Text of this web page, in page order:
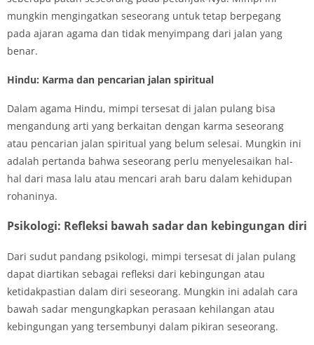
mungkin mengingatkan seseorang untuk tetap berpegang
pada ajaran agama dan tidak menyimpang dari jalan yang
benar.
Hindu: Karma dan pencarian jalan spiritual
Dalam agama Hindu, mimpi tersesat di jalan pulang bisa
mengandung arti yang berkaitan dengan karma seseorang
atau pencarian jalan spiritual yang belum selesai. Mungkin ini
adalah pertanda bahwa seseorang perlu menyelesaikan hal-
hal dari masa lalu atau mencari arah baru dalam kehidupan
rohaninya.
Psikologi: Refleksi bawah sadar dan kebingungan diri
Dari sudut pandang psikologi, mimpi tersesat di jalan pulang
dapat diartikan sebagai refleksi dari kebingungan atau
ketidakpastian dalam diri seseorang. Mungkin ini adalah cara
bawah sadar mengungkapkan perasaan kehilangan atau
kebingungan yang tersembunyi dalam pikiran seseorang.